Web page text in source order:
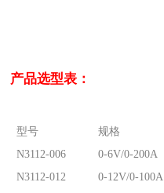
产品选型表：
型号 规格
N3112-006
0-6V/0-200A
N3112-012
0-12V/0-100A